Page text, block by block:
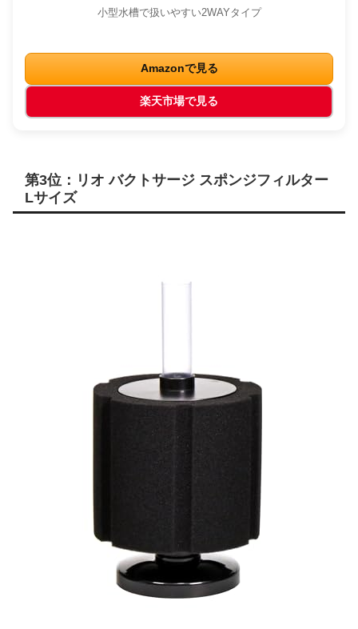
小型水槽で扱いやすい2WAYタイプ
Amazonで見る
楽天市場で見る
第3位：リオ バクトサージ スポンジフィルター
Lサイズ